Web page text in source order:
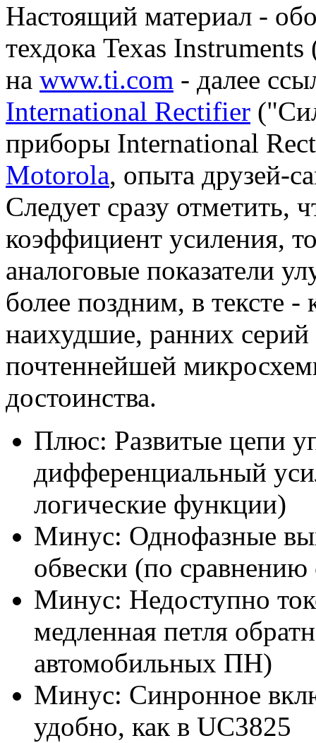
Настоящий материал -
техдока Texas
на www.ti.com - далее
International Rectifier
приборы International
Motorola, опыта друзей-
Следует сразу отметить,
коэффициент усиления,
аналоговые показатели
более поздним, в тексте -
наихудшие, ранних
почтеннейшей
достоинства.
Плюс: Развитые цепи
дифференциальный
логические функции)
Минус: Однофазные
обвески (по
Минус: Недоступно
медленная петля
автомобильных ПН)
Минус: Cинронное
удобно, как в UC3825